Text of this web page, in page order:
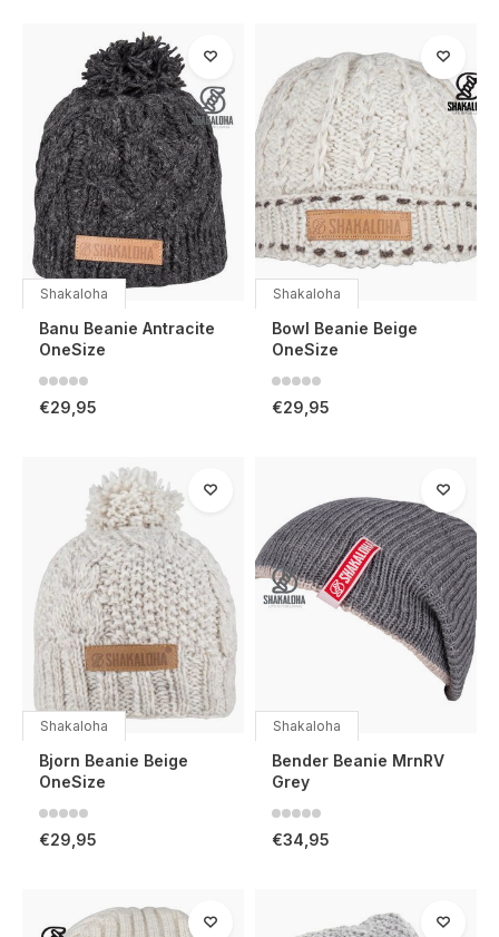
Shakaloha
Banu Beanie Antracite
OneSize
€29,95
Shakaloha
Bowl Beanie Beige
OneSize
€29,95
Shakaloha
Bjorn Beanie Beige
OneSize
€29,95
Shakaloha
Bender Beanie MrnRV
Grey
€34,95